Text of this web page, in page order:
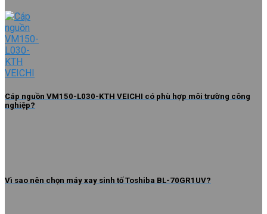
Cáp nguồn VM150-L030-KTH VEICHI có phù hợp môi trường công
nghiệp?
Vì sao nên chọn máy xay sinh tố Toshiba BL-70GR1UV?